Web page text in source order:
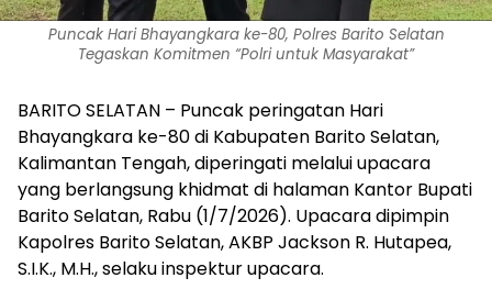
Puncak Hari Bhayangkara ke-80, Polres Barito Selatan
Tegaskan Komitmen “Polri untuk Masyarakat”
BARITO SELATAN – Puncak peringatan Hari
Bhayangkara ke-80 di Kabupaten Barito Selatan,
Kalimantan Tengah, diperingati melalui upacara
yang berlangsung khidmat di halaman Kantor Bupati
Barito Selatan, Rabu (1/7/2026). Upacara dipimpin
Kapolres Barito Selatan, AKBP Jackson R. Hutapea,
S.I.K., M.H., selaku inspektur upacara.